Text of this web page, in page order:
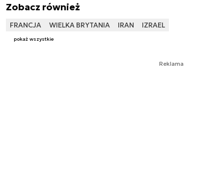
Zobacz również
FRANCJA WIELKA BRYTANIA IRAN IZRAEL
pokaż wszystkie
Reklama